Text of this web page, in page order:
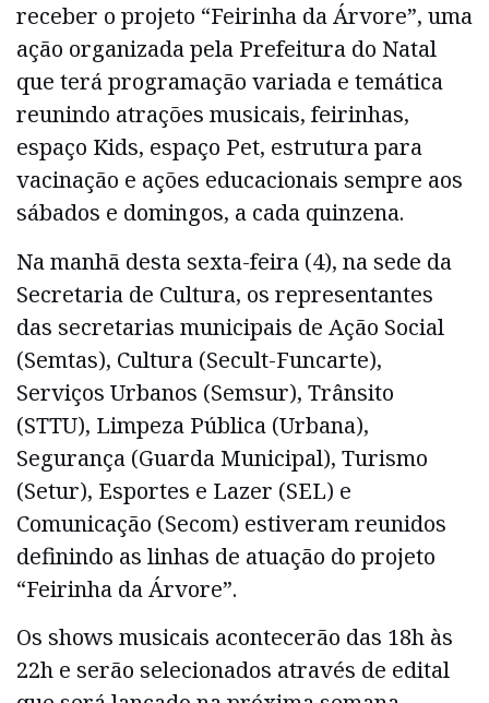
receber o projeto “Feirinha da Árvore”, uma
ação organizada pela Prefeitura do Natal
que terá programação variada e temática
reunindo atrações musicais, feirinhas,
espaço Kids, espaço Pet, estrutura para
vacinação e ações educacionais sempre aos
sábados e domingos, a cada quinzena.
Na manhã desta sexta-feira (4), na sede da
Secretaria de Cultura, os representantes
das secretarias municipais de Ação Social
(Semtas), Cultura (Secult-Funcarte),
Serviços Urbanos (Semsur), Trânsito
(STTU), Limpeza Pública (Urbana),
Segurança (Guarda Municipal), Turismo
(Setur), Esportes e Lazer (SEL) e
Comunicação (Secom) estiveram reunidos
definindo as linhas de atuação do projeto
“Feirinha da Árvore”.
Os shows musicais acontecerão das 18h às
22h e serão selecionados através de edital